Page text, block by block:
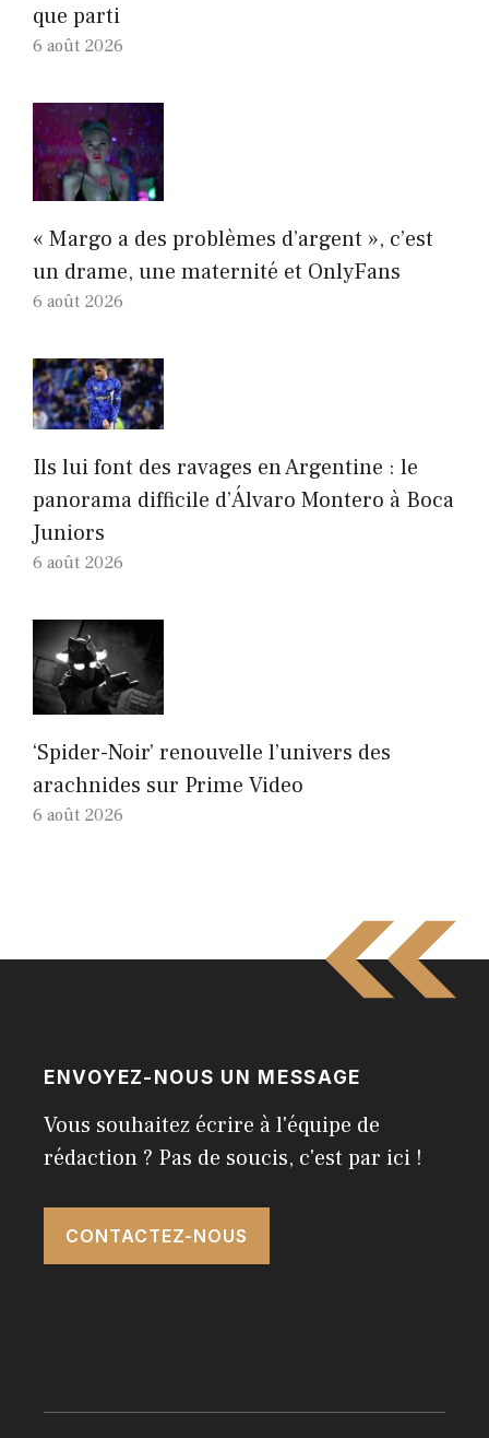
que parti
6 août 2026
« Margo a des problèmes d’argent », c’est
un drame, une maternité et OnlyFans
6 août 2026
Ils lui font des ravages en Argentine : le
panorama difficile d’Álvaro Montero à Boca
Juniors
6 août 2026
‘Spider-Noir’ renouvelle l’univers des
arachnides sur Prime Video
6 août 2026
ENVOYEZ-NOUS UN MESSAGE
Vous souhaitez écrire à l'équipe de
rédaction ? Pas de soucis, c'est par ici !
CONTACTEZ-NOUS